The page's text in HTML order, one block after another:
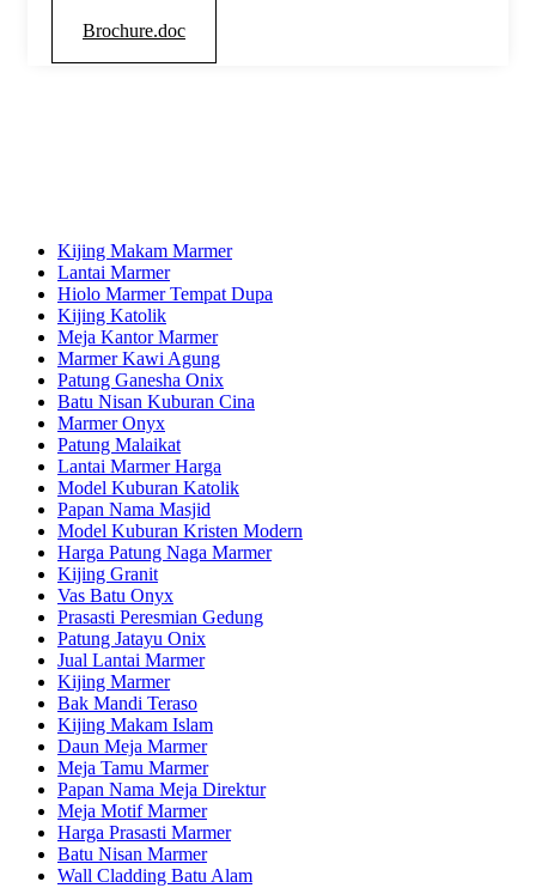
Brochure.doc
Kijing Makam Marmer
Lantai Marmer
Hiolo Marmer Tempat Dupa
Kijing Katolik
Meja Kantor Marmer
Marmer Kawi Agung
Patung Ganesha Onix
Batu Nisan Kuburan Cina
Marmer Onyx
Patung Malaikat
Lantai Marmer Harga
Model Kuburan Katolik
Papan Nama Masjid
Model Kuburan Kristen Modern
Harga Patung Naga Marmer
Kijing Granit
Vas Batu Onyx
Prasasti Peresmian Gedung
Patung Jatayu Onix
Jual Lantai Marmer
Kijing Marmer
Bak Mandi Teraso
Kijing Makam Islam
Daun Meja Marmer
Meja Tamu Marmer
Papan Nama Meja Direktur
Meja Motif Marmer
Harga Prasasti Marmer
Batu Nisan Marmer
Wall Cladding Batu Alam